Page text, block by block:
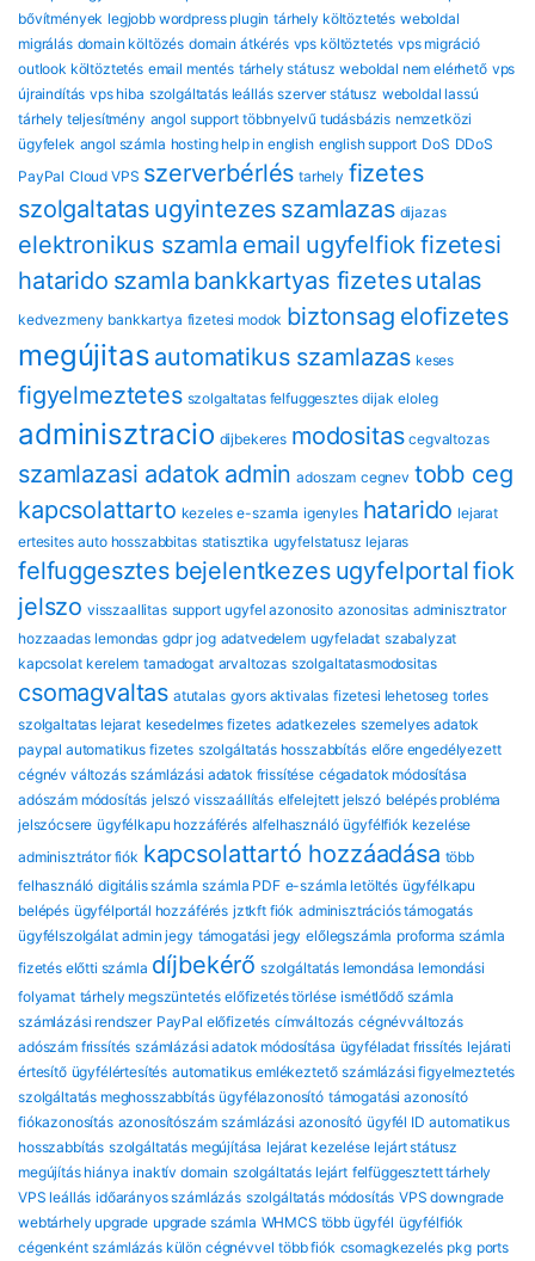
bővítmények legjobb wordpress plugin tárhely költöztetés weboldal
migrálás domain költözés domain átkérés vps költöztetés vps migráció
outlook költöztetés email mentés tárhely státusz weboldal nem elérhető vps
újraindítás vps hiba szolgáltatás leállás szerver státusz weboldal lassú
tárhely teljesítmény angol support többnyelvű tudásbázis nemzetközi
ügyfelek angol számla hosting help in english english support DoS DDoS
PayPal Cloud VPS szerverbérlés tarhely fizetes
szolgaltatas ugyintezes szamlazas dijazas
elektronikus szamla email ugyfelfiok fizetesi
hatarido szamla bankkartyas fizetesutalas
kedvezmeny bankkartya fizetesi modok biztonsag eloﬁzetes
megújitas automatikus szamlazas keses
figyelmeztetes szolgaltatas felfuggesztes dijak eloleg
adminisztracio dijbekeres modositas cegvaltozas
szamlazasi adatok admin adoszam cegnev tobb ceg
kapcsolattarto kezeles e-szamla igenyles hatarido lejarat
ertesites auto hosszabbitas statisztika ugyfelstatusz lejaras
felfuggesztes bejelentkezes ugyfelportalfiok
jelszo visszaallitas support ugyfel azonosito azonositas adminisztrator
hozzaadas lemondas gdpr jog adatvedelem ugyfeladat szabalyzat
kapcsolat kerelem tamadogat arvaltozas szolgaltatasmodositas
csomagvaltas atutalas gyors aktivalas fizetesi lehetoseg torles
szolgaltatas lejarat kesedelmes fizetes adatkezeles szemelyes adatok
paypal automatikus fizetes szolgáltatás hosszabbítás előre engedélyezett
cégnév változás számlázási adatok frissítése cégadatok módosítása
adószám módosítás jelszó visszaállítás elfelejtett jelszó belépés probléma
jelszócsere ügyfélkapu hozzáférés alfelhasználó ügyfélfiók kezelése
adminisztrátor fiók kapcsolattartó hozzáadása több
felhasználó digitális számla számla PDF e-számla letöltés ügyfélkapu
belépés ügyfélportál hozzáférés jztkft fiók adminisztrációs támogatás
ügyfélszolgálat admin jegy támogatási jegy előlegszámla proforma számla
fizetés előtti számla díjbekérő szolgáltatás lemondása lemondási
folyamat tárhely megszüntetés előfizetés törlése ismétlődő számla
számlázási rendszer PayPal előfizetés címváltozás cégnévváltozás
adószám frissítés számlázási adatok módosítása ügyféladat frissítés lejárati
értesítő ügyfélértesítés automatikus emlékeztető számlázási figyelmeztetés
szolgáltatás meghosszabbítás ügyfélazonosító támogatási azonosító
fiókazonosítás azonosítószám számlázási azonosító ügyfél ID automatikus
hosszabbítás szolgáltatás megújítása lejárat kezelése lejárt státusz
megújítás hiánya inaktív domain szolgáltatás lejárt felfüggesztett tárhely
VPS leállás időarányos számlázás szolgáltatás módosítás VPS downgrade
webtárhely upgrade upgrade számla WHMCS több ügyfél ügyfélfiók
cégenként számlázás külön cégnévvel több fiók csomagkezelés pkg ports